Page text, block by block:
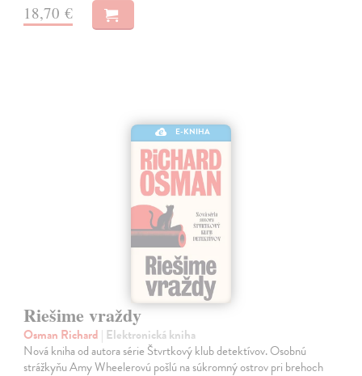
18,70 €
E-KNIHA
Riešime vraždy
Osman Richard | Elektronická kniha
Nová kniha od autora série Štvrtkový klub detektívov. Osobnú
strážkyňu Amy Wheelerovú pošlú na súkromný ostrov pri brehoch